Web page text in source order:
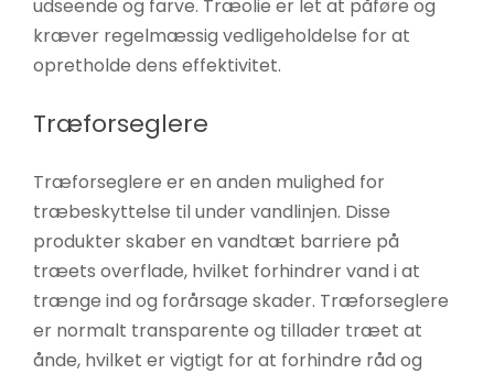
udseende og farve. Træolie er let at påføre og
kræver regelmæssig vedligeholdelse for at
opretholde dens effektivitet.
Træforseglere
Træforseglere er en anden mulighed for
træbeskyttelse til under vandlinjen. Disse
produkter skaber en vandtæt barriere på
træets overflade, hvilket forhindrer vand i at
trænge ind og forårsage skader. Træforseglere
er normalt transparente og tillader træet at
ånde, hvilket er vigtigt for at forhindre råd og